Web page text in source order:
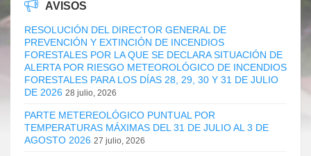
AVISOS
RESOLUCIÓN DEL DIRECTOR GENERAL DE
PREVENCIÓN Y EXTINCIÓN DE INCENDIOS
FORESTALES POR LA QUE SE DECLARA SITUACIÓN DE
ALERTA POR RIESGO METEOROLÓGICO DE INCENDIOS
FORESTALES PARA LOS DÍAS 28, 29, 30 Y 31 DE JULIO
DE 2026 28 julio, 2026
PARTE METEREOLÓGICO PUNTUAL POR
TEMPERATURAS MÁXIMAS DEL 31 DE JULIO AL 3 DE
AGOSTO 2026 27 julio, 2026